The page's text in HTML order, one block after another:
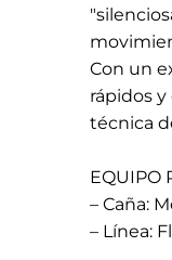
Con un
rápidos
técnica
EQUIPO
– Caña:
– Línea: